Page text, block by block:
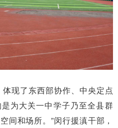
现了东西部协作、中央定点
为大关一中学子乃至全县群
间和场所。”闵行援滇干部，